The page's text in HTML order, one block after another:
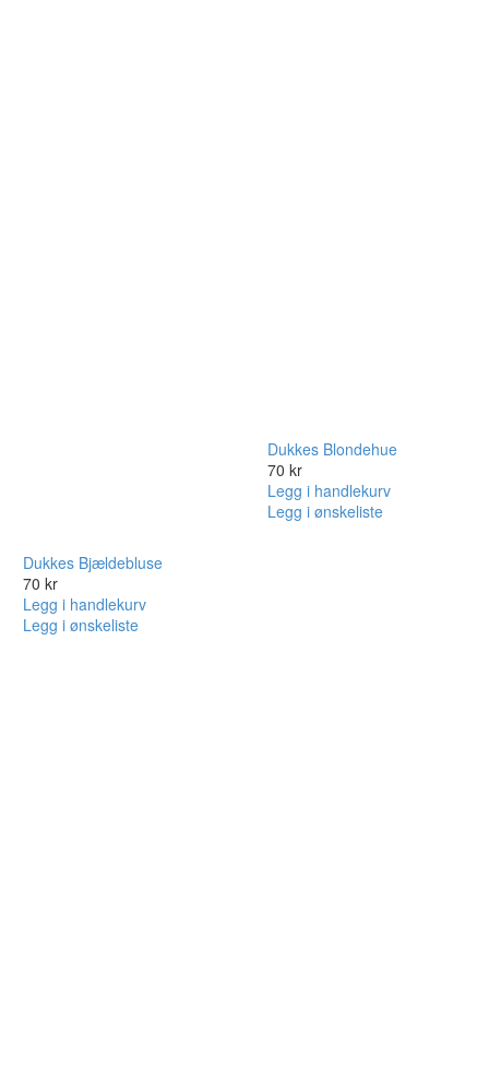
Dukkes Bjældebluse
70 kr
Legg i handlekurv
Legg i ønskeliste
Dukkes Blondehue
70 kr
Legg i handlekurv
Legg i ønskeliste